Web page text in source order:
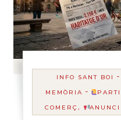
INFO SANT BOI -
MEMÒRIA -
COMERÇ,